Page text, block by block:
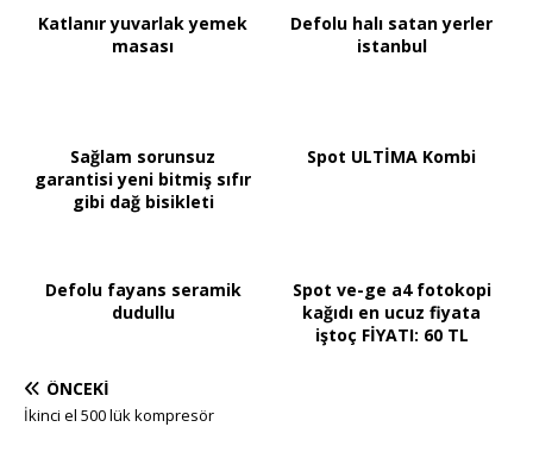
Katlanır yuvarlak yemek
masası
Defolu halı satan yerler
istanbul
Sağlam sorunsuz
garantisi yeni bitmiş sıfır
gibi dağ bisikleti
Spot ULTİMA Kombi
Defolu fayans seramik
dudullu
Spot ve-ge a4 fotokopi
kağıdı en ucuz fiyata
iştoç FİYATI: 60 TL
ÖNCEKI
İkinci el 500 lük kompresör